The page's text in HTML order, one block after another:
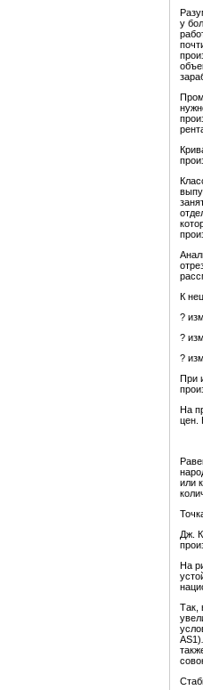
у
К
?
?
?
При
На
цен.
или
Дж.
На
Так,
AS1)